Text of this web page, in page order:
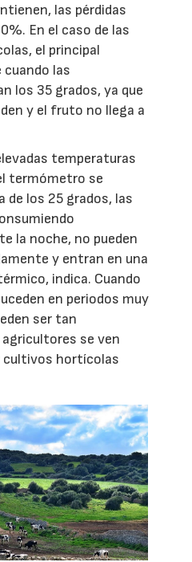
las pérdidas
En el caso de las
el principal
cuando las
los 35 grados, ya que
y el fruto no llega a
temperaturas
termómetro se
de los 25 grados, las
la noche, no pueden
y entran en una
indica. Cuando
en periodos muy
ser tan
se ven
cultivos hortícolas